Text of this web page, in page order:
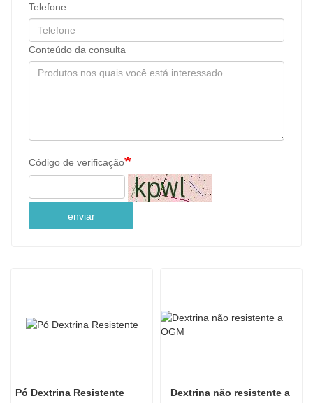
Telefone
Conteúdo da consulta
Código de verificação
enviar
Pó Dextrina Resistente
Dextrina não resistente a